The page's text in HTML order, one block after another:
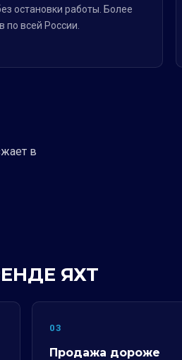
остановки работы. Более
по всей России.
в
ЯХТ
03
Продажа дороже